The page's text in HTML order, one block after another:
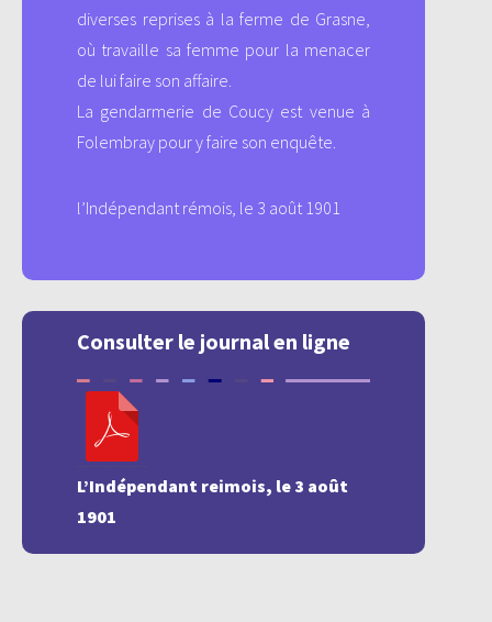
diverses reprises à la ferme de Grasne,
où travaille sa femme pour la menacer
de lui faire son affaire.
La gendarmerie de Coucy est venue à
Folembray pour y faire son enquête.
l’Indépendant rémois, le 3 août 1901
Consulter le journal en ligne
L’Indépendant reimois, le 3 août
1901